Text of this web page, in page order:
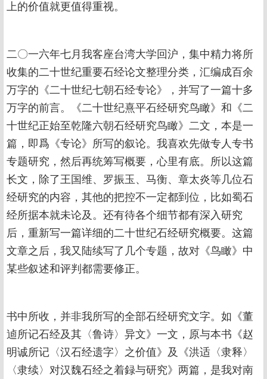
上的价值就更值得重视。
二〇一六年七月我客座台湾大学回沪，集中精力将所
收集的二十世纪重要石经论文整理分类，汇编成百余
万字的《二十世纪七朝石经专论》，并写了一篇十多
万字的前言。《二十世纪熹平石经研究鸟瞰》和《二
十世纪正始至乾隆六朝石经研究鸟瞰》二文，本是一
篇，即爲《专论》所写的叙论。我喜欢先做专人专书
专题研究，然后再统筹写概要，心里有底。所以这篇
长文，除了王国维、罗振玉、马衡、章太炎等几位石
经研究的内容，其他的把控不一定都到位，比如蜀石
经所据本就未论及。还有待各个细节都有深入研究
后，重新写一篇详细的二十世纪石经研究概要。这篇
文章之后，我又陆续写了几个专题，故对《鸟瞰》中
某些叙述和评判都需要修正。
书中所收，并非我所写的全部石经研究文字。如《董
逌所记石经及其〈鲁诗〉异文》一文，原与本书《赵
明诚所记〈汉石经遗字〉之价值》及《洪适〈隶释〉
〈隶续〉对汉魏石经之着録与研究》两篇，是我对南